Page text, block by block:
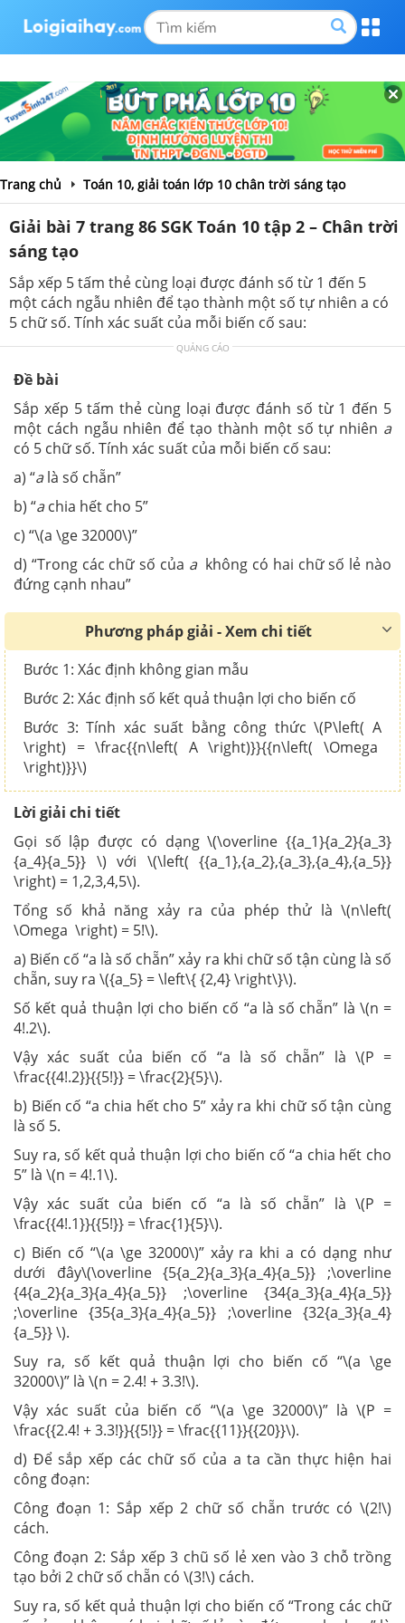
Trang chủ Toán 10, giải toán lớp 10 chân trời sáng tạo
Giải bài 7 trang 86 SGK Toán 10 tập 2 – Chân trời
sáng tạo
Sắp xếp 5 tấm thẻ cùng loại được đánh số từ 1 đến 5
một cách ngẫu nhiên để tạo thành một số tự nhiên a có
5 chữ số. Tính xác suất của mỗi biến cố sau:
QUẢNG CÁO
Đề bài
Sắp xếp 5 tấm thẻ cùng loại được đánh số từ 1 đến 5
một cách ngẫu nhiên để tạo thành một số tự nhiên a
có 5 chữ số. Tính xác suất của mỗi biến cố sau:
a) “alà số chẵn”
b) “achia hết cho 5”
c) “\(a \ge 32000\)”
d) “Trong các chữ số của a không có hai chữ số lẻ nào
đứng cạnh nhau”
Phương pháp giải - Xem chi tiết
Bước 1: Xác định không gian mẫu
Bước 2: Xác định số kết quả thuận lợi cho biến cố
Bước 3: Tính xác suất bằng công thức \(P\left( A
\right) = \frac{{n\left( A \right)}}{{n\left( \Omega
\right)}}\)
Lời giải chi tiết
Gọi số lập được có dạng \(\overline {{a_1}{a_2}{a_3}
{a_4}{a_5}} \) với \(\left( {{a_1},{a_2},{a_3},{a_4},{a_5}}
\right) = 1,2,3,4,5\).
Tổng số khả năng xảy ra của phép thử là \(n\left(
\Omega \right) = 5!\).
a) Biến cố “a là số chẵn” xảy ra khi chữ số tận cùng là số
chẵn, suy ra \({a_5} = \left\{ {2,4} \right\}\).
Số kết quả thuận lợi cho biến cố “a là số chẵn” là \(n =
4!.2\).
Vậy xác suất của biến cố “a là số chẵn” là \(P =
\frac{{4!.2}}{{5!}} = \frac{2}{5}\).
b) Biến cố “a chia hết cho 5” xảy ra khi chữ số tận cùng
là số 5.
Suy ra, số kết quả thuận lợi cho biến cố “a chia hết cho
5” là \(n = 4!.1\).
Vậy xác suất của biến cố “a là số chẵn” là \(P =
\frac{{4!.1}}{{5!}} = \frac{1}{5}\).
c) Biến cố “\(a \ge 32000\)” xảy ra khi a có dạng như
dưới đây\(\overline {5{a_2}{a_3}{a_4}{a_5}} ;\overline
{4{a_2}{a_3}{a_4}{a_5}} ;\overline {34{a_3}{a_4}{a_5}}
;\overline {35{a_3}{a_4}{a_5}} ;\overline {32{a_3}{a_4}
{a_5}} \).
Suy ra, số kết quả thuận lợi cho biến cố “\(a \ge
32000\)” là \(n = 2.4! + 3.3!\).
Vậy xác suất của biến cố “\(a \ge 32000\)” là \(P =
\frac{{2.4! + 3.3!}}{{5!}} = \frac{{11}}{{20}}\).
d) Để sắp xếp các chữ số của a ta cần thực hiện hai
công đoạn:
Công đoạn 1: Sắp xếp 2 chữ số chẵn trước có \(2!\)
cách.
Công đoạn 2: Sắp xếp 3 chũ số lẻ xen vào 3 chỗ trồng
tạo bởi 2 chữ số chẵn có \(3!\) cách.
Suy ra, số kết quả thuận lợi cho biến cố “Trong các chữ